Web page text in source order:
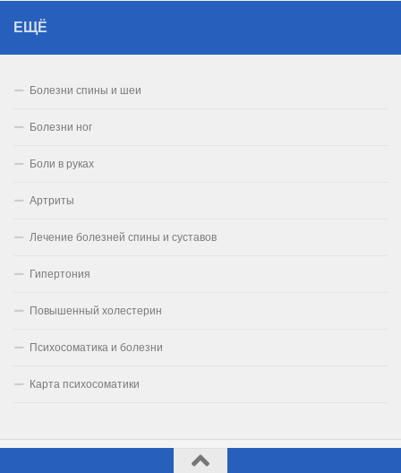
ЕЩЁ
Болезни спины и шеи
Болезни ног
Боли в руках
Артриты
Лечение болезней спины и суставов
Гипертония
Повышенный холестерин
Психосоматика и болезни
Карта психосоматики